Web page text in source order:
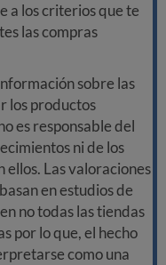
a los criterios que te
las compras
sobre las
los productos
es responsable del
ni de los
ellos. Las valoraciones
en estudios de
no todas las tiendas
por lo que, el hecho
como una